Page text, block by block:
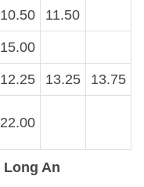
10.50 11.50
15.00
12.25 13.25 13.75
22.00
An